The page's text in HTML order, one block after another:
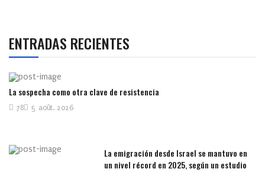
ENTRADAS RECIENTES
La sospecha como otra clave de resistencia
5 août, 2026
78
La emigración desde Israel se mantuvo en
un nivel récord en 2025, según un estudio